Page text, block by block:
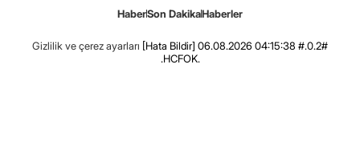
HaberSon DakikaHaberler
Gizlilik ve çerez ayarları [Hata Bildir] 06.08.2026 04:15:38 #.0.2#
.HCFOK.